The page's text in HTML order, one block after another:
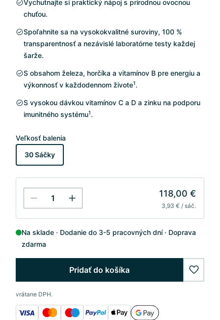
Vychutnajte si praktický nápoj s prírodnou ovocnou
chuťou.
Spoľahnite sa na vysokokvalitné suroviny, 100 %
transparentnosť a nezávislé laboratórne testy každej
šarže.
S obsahom železa, horčíka a vitamínov B pre energiu a
výkonnosť v každodennom živote1.
S vysokou dávkou vitamínov C a D a zinku na podporu
imunitného systému1.
Veľkosť balenia
30 Sáčky
118,00 €
3,93 € / sáč.
Na sklade Dodanie do 3-5 pracovných dní
Doprava
zdarma
Pridať do košíka
vrátane DPH.